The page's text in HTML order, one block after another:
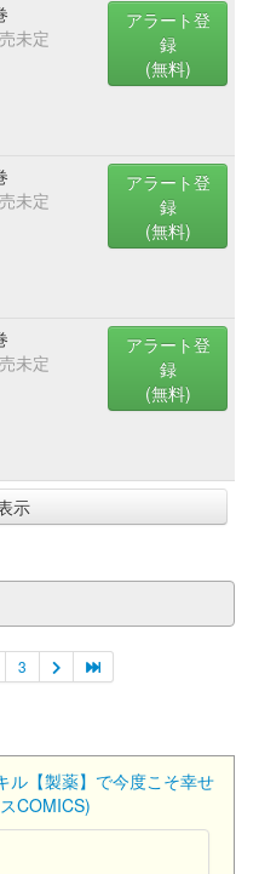
未定
アラート登
録
(無料)
未定
アラート登
録
(無料)
未定
アラート登
録
(無料)
示
3
ル【製薬】で今度こそ幸せ
COMICS)